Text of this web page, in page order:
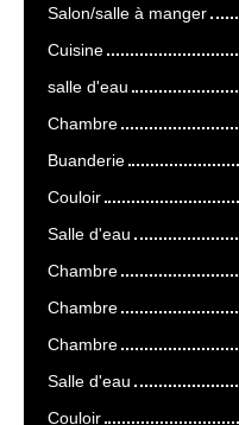
Salon/salle à manger
Cuisine
salle d'eau
Chambre
Buanderie
Couloir
Salle d'eau
Chambre
Chambre
Chambre
Salle d'eau
Couloir